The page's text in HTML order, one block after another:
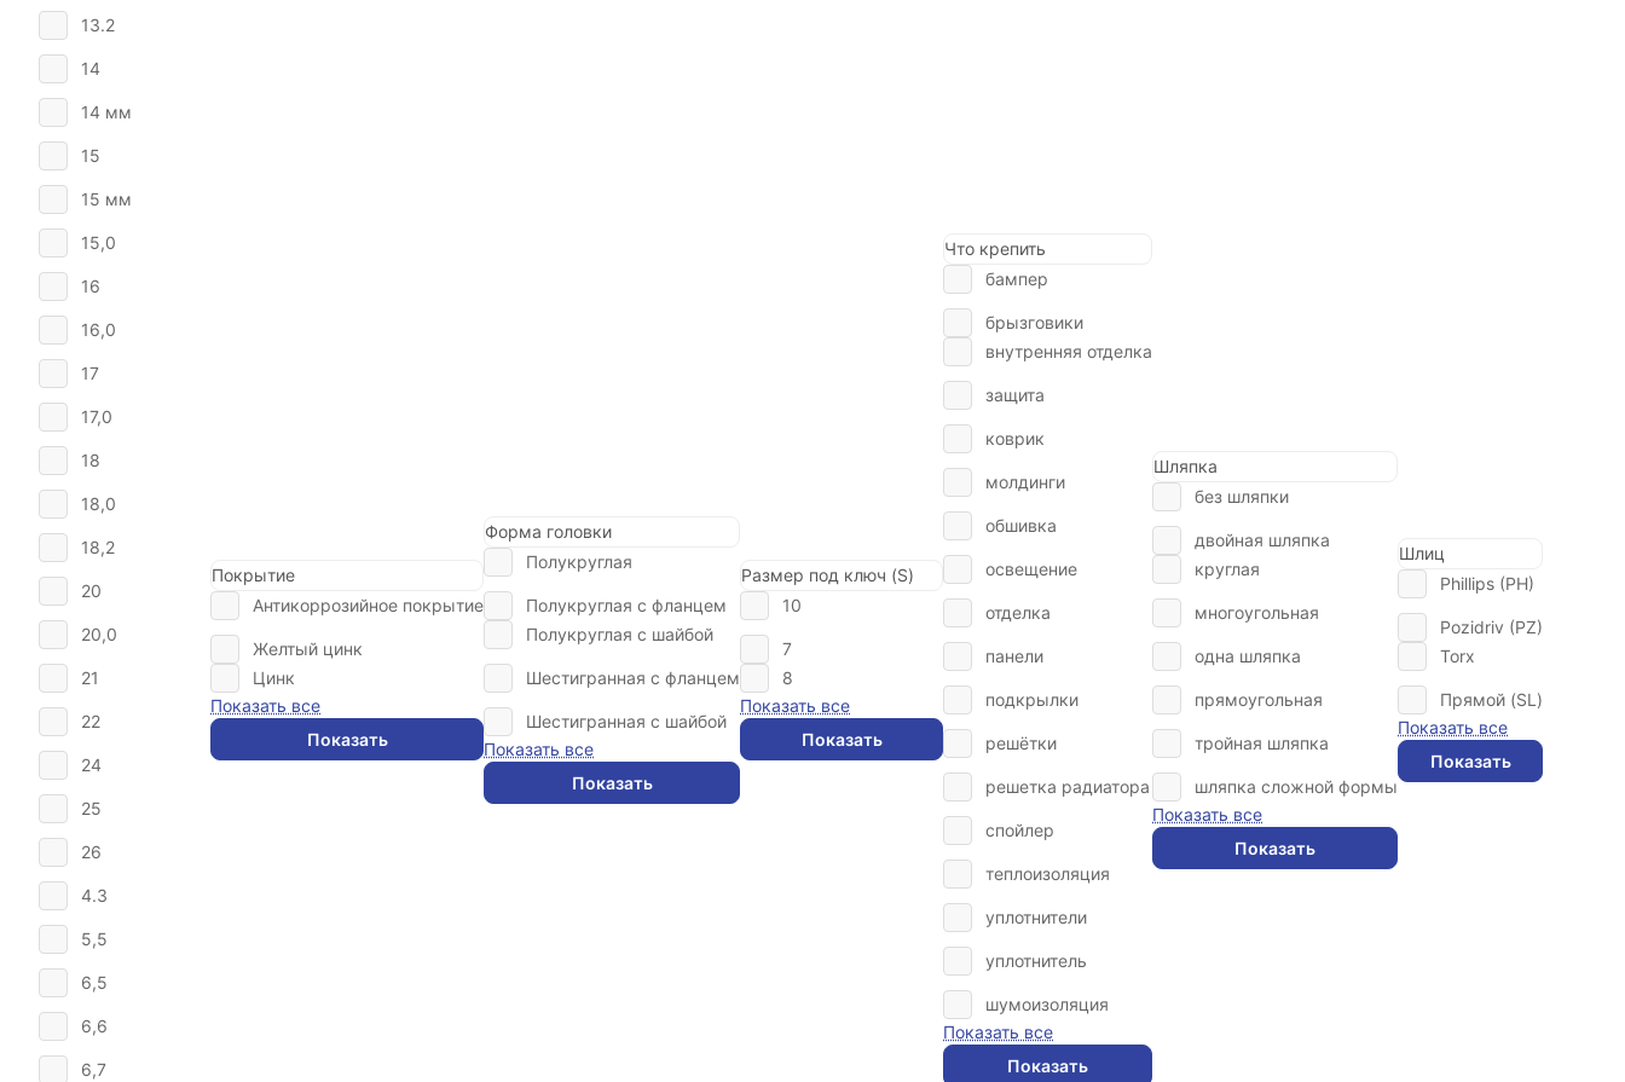
13.2
14
14 мм
15
15 мм
15,0
16
16,0
17
17,0
18
18,0
18,2
20
20,0
21
22
24
25
26
4.3
5,5
6,5
6,6
6,7
Покрытие
Антикоррозийное покрытие
Желтый цинк
Цинк
Показать все
Показать
Форма головки
Полукруглая
Полукруглая с фланцем
Полукруглая с шайбой
Шестигранная с фланцем
Шестигранная с шайбой
Показать все
Показать
Размер под ключ (S)
10
7
8
Показать все
Показать
Что крепить
бампер
брызговики
внутренняя отделка
защита
коврик
молдинги
обшивка
освещение
отделка
панели
подкрылки
решётки
решетка радиатора
спойлер
теплоизоляция
уплотнители
уплотнитель
шумоизоляция
Показать все
Показать
Шляпка
без шляпки
двойная шляпка
круглая
многоугольная
одна шляпка
прямоугольная
тройная шляпка
шляпка сложной формы
Показать все
Показать
Шлиц
Phillips (PH)
Pozidriv (PZ)
Torx
Прямой (SL)
Показать все
Показать